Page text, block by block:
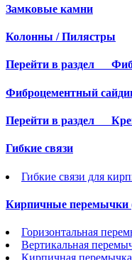
Замковые камни
Колонны / Пилястры
Перейти в раздел
Фиброцементный
Перейти в раздел
Гибкие связи
Гибкие связи для
Кирпичные перемычки
Горизонтальная
Вертикальная
Кирпичная